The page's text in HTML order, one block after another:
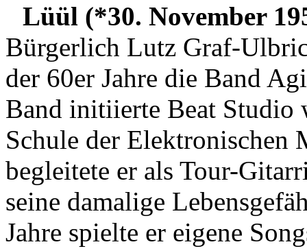
Lüül (*30. November
Bürgerlich Lutz Graf-
der 60er Jahre die Band
Band initiierte Beat Studio
Schule der Elektronischen
begleitete er als Tour-
seine damalige
Jahre spielte er eigene